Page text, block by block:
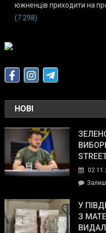
южненців приходити на
(7 298)
НОВІ
У
З